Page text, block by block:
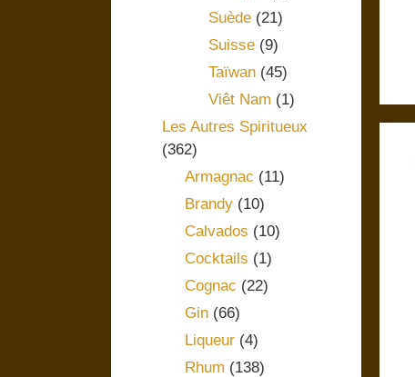
Suède(21)
Suisse(9)
Taïwan(45)
Viêt Nam (1)
Les Autres Spiritueux
(362)
Armagnac (11)
Brandy (10)
Calvados (10)
Cocktails (1)
Cognac (22)
Gin (66)
Liqueur (4)
Rhum (138)